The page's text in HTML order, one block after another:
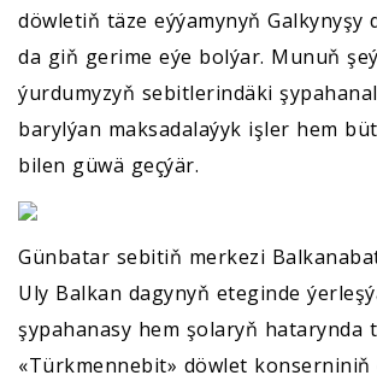
döwletiň täze eýýamynyň Galkynyşy
da giň gerime eýe bolýar. Munuň
ýurdumyzyň sebitlerindäki
barylýan maksadalaýyk işler hem
bilen güwä geçýär.
Günbatar sebitiň merkezi
Uly Balkan dagynyň eteginde
şypahanasy hem şolaryň hatarynda
«Türkmennebit» döwlet konserniniň